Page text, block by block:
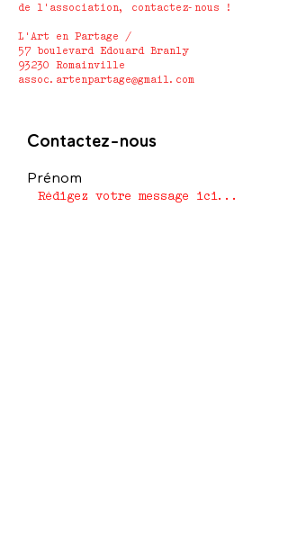
de l'association, contactez-nous !
L'Art en Partage /
57 boulevard Edouard Branly
93230 Romainville
assoc.artenpartage@gmail.com
Contactez-nous
Prénom